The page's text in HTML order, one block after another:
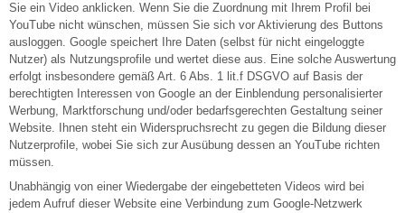
Sie ein Video anklicken. Wenn Sie die Zuordnung mit Ihrem Profil bei
YouTube nicht wünschen, müssen Sie sich vor Aktivierung des Buttons
ausloggen. Google speichert Ihre Daten (selbst für nicht eingeloggte
Nutzer) als Nutzungsprofile und wertet diese aus. Eine solche Auswertung
erfolgt insbesondere gemäß Art. 6 Abs. 1 lit.f DSGVO auf Basis der
berechtigten Interessen von Google an der Einblendung personalisierter
Werbung, Marktforschung und/oder bedarfsgerechten Gestaltung seiner
Website. Ihnen steht ein Widerspruchsrecht zu gegen die Bildung dieser
Nutzerprofile, wobei Sie sich zur Ausübung dessen an YouTube richten
müssen.
Unabhängig von einer Wiedergabe der eingebetteten Videos wird bei
jedem Aufruf dieser Website eine Verbindung zum Google-Netzwerk